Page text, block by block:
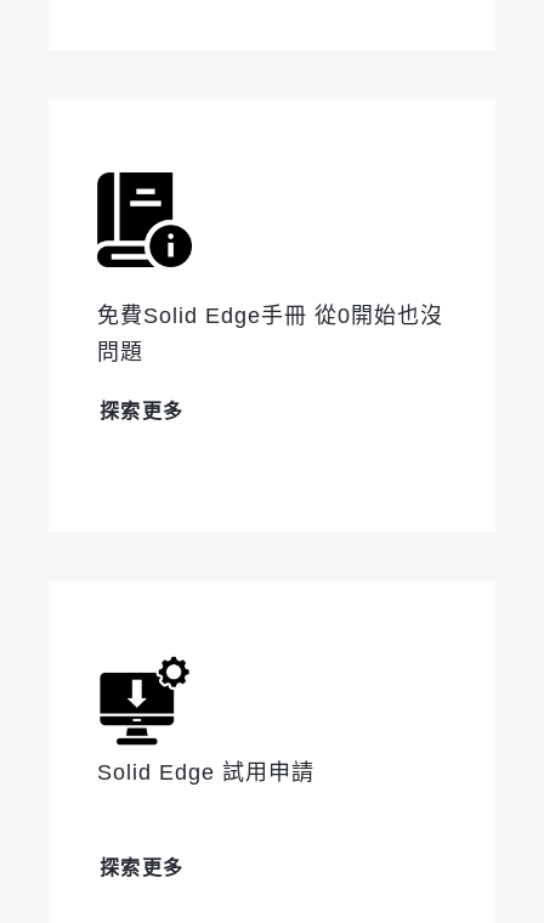
免費Solid Edge手冊 從0開始也沒
問題
探索更多
Solid Edge 試用申請
探索更多